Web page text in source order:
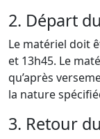
2. Départ
Le matériel doit
et 13h45. Le
qu’après
la nature
3. Retour